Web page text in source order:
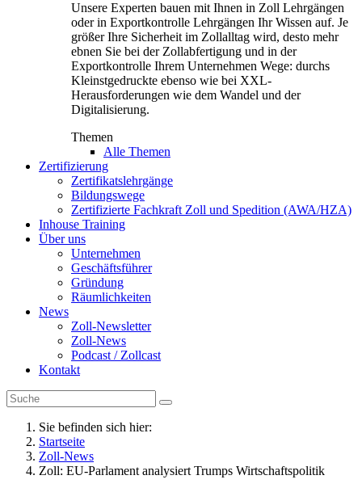
Unsere Experten bauen mit Ihnen in Zoll Lehrgängen
oder in Exportkontrolle Lehrgängen Ihr Wissen auf. Je
größer Ihre Sicherheit im Zollalltag wird, desto mehr
ebnen Sie bei der Zollabfertigung und in der
Exportkontrolle Ihrem Unternehmen Wege: durchs
Kleinstgedruckte ebenso wie bei XXL-
Herausforderungen wie dem Wandel und der
Digitalisierung.
Themen
Alle Themen
Zertifizierung
Zertifikatslehrgänge
Bildungswege
Zertifizierte Fachkraft Zoll und Spedition (AWA/HZA)
Inhouse Training
Über uns
Unternehmen
Geschäftsführer
Gründung
Räumlichkeiten
News
Zoll-Newsletter
Zoll-News
Podcast / Zollcast
Kontakt
Sie befinden sich hier:
Startseite
Zoll-News
Zoll: EU-Parlament analysiert Trumps Wirtschaftspolitik